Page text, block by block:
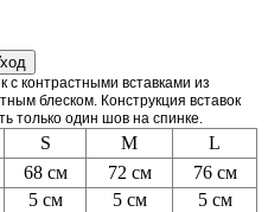
с контрастными вставками из
блеском. Конструкция вставок
только один шов на спинке.
S M
L
68 см 72 см
76 см
5 см 5 см
5 см